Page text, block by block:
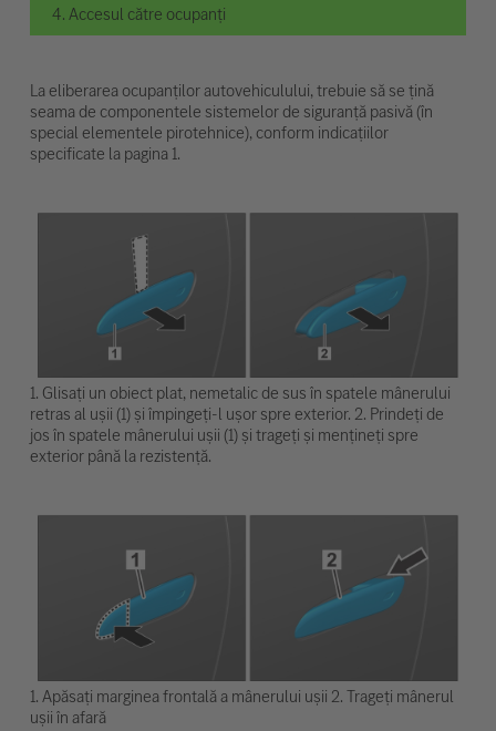
4. Accesul către ocupanți
La eliberarea ocupanților autovehiculului, trebuie să se țină
seama de componentele sistemelor de siguranță pasivă (în
special elementele pirotehnice), conform indicațiilor
specificate la pagina 1.
1. Glisați un obiect plat, nemetalic de sus în spatele mânerului
retras al ușii (1) și împingeți-l ușor spre exterior. 2. Prindeți de
jos în spatele mânerului ușii (1) și trageți și mențineți spre
exterior până la rezistență.
1. Apăsați marginea frontală a mânerului ușii 2. Trageți mânerul
ușii în afară